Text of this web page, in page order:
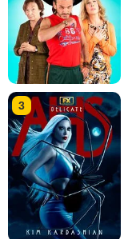
3